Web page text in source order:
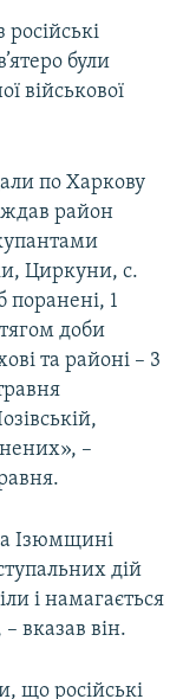
були
військової
по Харкову
район
Циркуни, с.
поранені, 1
доби
та районі – 3
–
Ізюмщині
дій
і намагається
вказав він.
що російські